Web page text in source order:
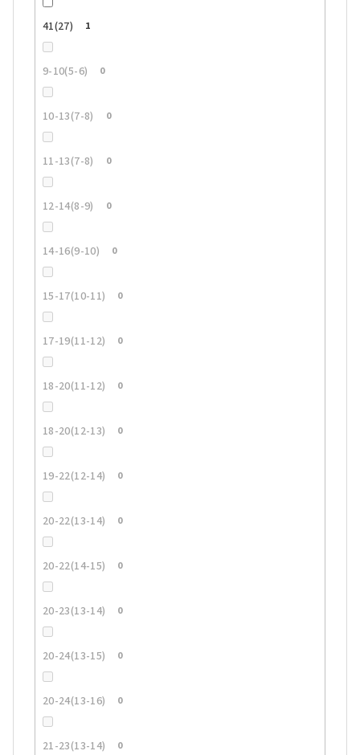
41(27) 1
9-10(5-6) 0
10-13(7-8) 0
11-13(7-8) 0
12-14(8-9) 0
14-16(9-10) 0
15-17(10-11) 0
17-19(11-12) 0
18-20(11-12) 0
18-20(12-13) 0
19-22(12-14) 0
20-22(13-14) 0
20-22(14-15) 0
20-23(13-14) 0
20-24(13-15) 0
20-24(13-16) 0
21-23(13-14) 0